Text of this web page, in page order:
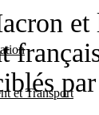
et Transport
et
par